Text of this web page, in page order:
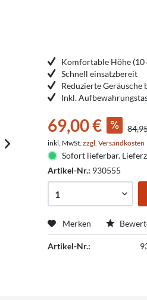
Komfortable Höhe (10
Schnell einsatzbereit
Reduzierte Geräusche
Inkl.
69,00 €
inkl. MwSt.zzgl. Versandkosten
Sofort lieferbar.
Artikel-Nr.: 930555
Merken
Artikel-Nr.: